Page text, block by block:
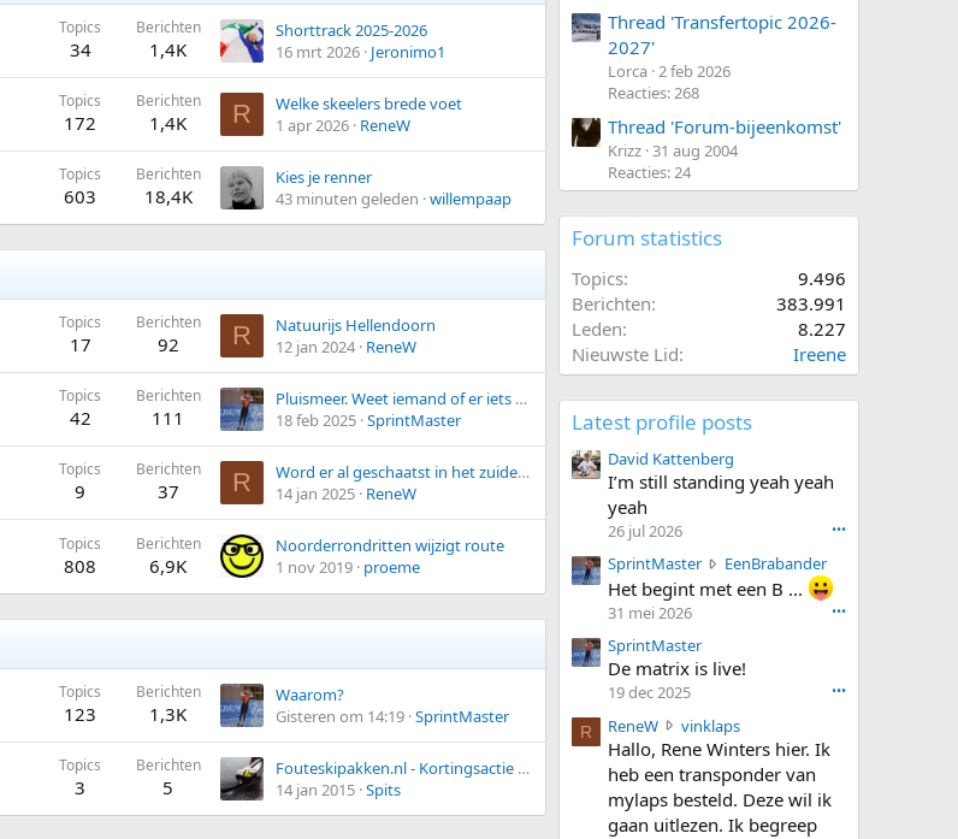
Topics
34
Berichten
1,4K
Shorttrack 2025-2026
16 mrt 2026 Jeronimo1
Topics
172
Berichten
1,4K R
Welke skeelers brede voet
1 apr 2026 ReneW
Topics
603
Berichten
18,4K
Kies je renner
43 minuten geleden willempaap
Topics
17
Berichten
92 R
Natuurijs Hellendoorn
12 jan 2024 ReneW
Topics
42
Berichten
111
Pluismeer. Weet iemand of er iets mogelijk is op het Pluismeer? Ligt altijd als eerste dicht.....
18 feb 2025 SprintMaster
Topics
9
Berichten
37 R
Word er al geschaatst in het zuiden?
14 jan 2025 ReneW
Topics
808
Berichten
6,9K
Noorderrondritten wijzigt route
1 nov 2019 proeme
Topics
123
Berichten
1,3K
Waarom?
Gisteren om 14:19 SprintMaster
Topics
3
Berichten
5
Fouteskipakken.nl - Kortingsactie voor schaatspakken
14 jan 2015 Spits
Thread 'Transfertopic 2026-
2027'
Lorca 2 feb 2026
Reacties: 268
Thread 'Forum-bijeenkomst'
Krizz 31 aug 2004
Reacties: 24
Forum statistics
Topics
9.496
Berichten
383.991
Leden
8.227
Nieuwste Lid
Ireene
Latest profile posts
David Kattenberg
I’m still standing yeah yeah
yeah
26 jul 2026 •••
SprintMaster EenBrabanderS
p
r
M
t
r
Het begint met een B ...
31 mei 2026 •••
SprintMaster
De matrix is live!
19 dec 2025 •••
R ReneW vinklapsR
e
n
e
W
w
Hallo, Rene Winters hier. Ik
heb een transponder van
mylaps besteld. Deze wil ik
gaan uitlezen. Ik begreep